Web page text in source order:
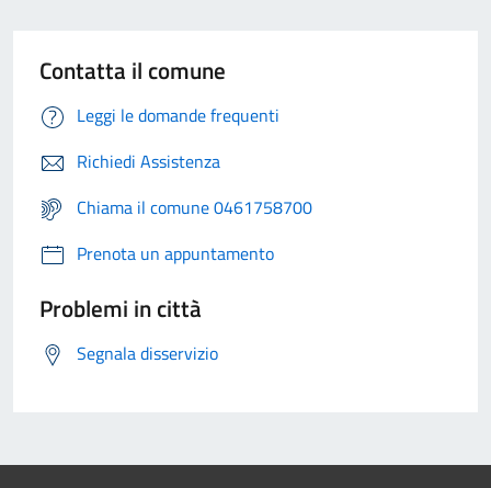
Contatta il comune
Leggi le domande frequenti
Richiedi Assistenza
Chiama il comune 0461758700
Prenota un appuntamento
Problemi in città
Segnala disservizio